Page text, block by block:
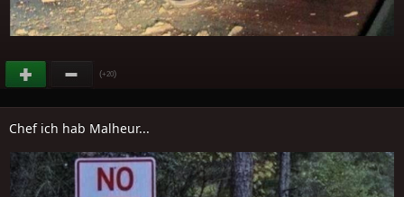
(+20)
Chef ich hab Malheur...